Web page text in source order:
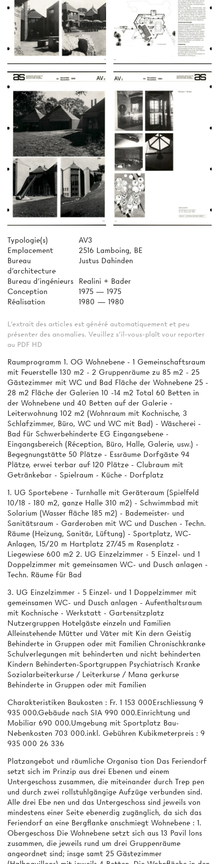
Typologie(s)
AV3
Emplacement
2516 Lamboing, BE
Bureau
d'architecture
Justus Dahinden
Bureau d'ingénieurs
Realini + Bader
Conception
1975 — 1975
Réalisation
1980 — 1980
L'extrait des articles est généré automatiquement et peu
présenter des anomalies. Veuillez s'il-vous-plaît vour reporter
au PDF HD
Raumprogramm 1. OG Wohnebene - 1 Gemeinschaftsraum
mit Feuerstelle 130 m2 - 2 Gruppenräume zu 85 m2 - 25
Gästezimmer mit WC und Bad Fläche der Wohnebene 25 -
28 m2 Fläche der Galerien 10 -14 m2 Total 60 Betten in
der Wohnebene und 40 Betten auf der Galerie -
Leiterwohnung 102 m2 (Wohnraum mit Kochnische, 3
Schlafzimmer, Büro, WC und WC mit Bad) - Wäscherei -
Bad für Schwerbehinderte EG Eingangsebene -
Eingangsbereich (Réception, Büro, Halle, Galerie, usw.) -
Begegnungstätte 50 Plätze - Essräume Dorfgäste 94
Plätze, erwei­ terbar auf 120 Plätze - Clubraum mit
Getränkebar - Spielraum - Küche - Dorfplatz
1. UG Sportebene - Turnhalle mit Geräteraum (Spielfeld
10/18 - 180 m2, ganze Halle 310 m2) - Schwimmbad mit
Solarium (Wasser­ fläche 185 m2) - Bademeister- und
Sanitätsraum - Garderoben mit WC und Duschen - Techn.
Räume (Heizung, Sanitär, Lüftung) - Sportplatz, WC-
Anlagen, 15/20 m Hartplatz 27/45 m Rasenplatz -
Liegewiese 600 m2 2. UG Einzelzimmer - 5 Einzel- und 1
Doppelzimmer mit gemeinsamen WC- und Dusch­ anlagen -
Techn. Räume für Bad
3. UG Einzelzimmer - 5 Einzel- und 1 Doppelzimmer mit
gemeinsamen WC- und Dusch­ anlagen - Aufenthaltsraum
mit Kochnische - Werkstatt - Gartensitzplatz
Nutzergruppen Hotelgäste einzeln und Familien
Alleinstehende Mütter und Väter mit Kin­ dern Geistig
Behinderte in Gruppen oder mit Familien Chronischkranke
Schulverlegungen mit behinderten und nicht behinderten
Kindern Behinderten-Sportgruppen Psychiatrisch Kranke
Sozialarbeiterkurse / Leiterkurse / Mana­ gerkurse
Behinderte in Gruppen oder mit Familien
Charakteristiken Baukosten : Fr. 1 153 000Erschliessung 9
935 000.Gebäude nach SIA 990 000.Einrichtung und
Mobiliar 690 000.Umgebung mit Sportplatz Bau-
Nebenkosten 703 000.inkl. Gebühren Kubikmeterpreis : 9
935 000 26 336
Platzangebot und räumliche Organisa­ tion Das Feriendorf
setzt sich im Prinzip aus drei Ebenen und einem
Untergeschoss zusammen, die miteinander durch Trep­ pen
und durch zwei rollstuhlgängige Aufzüge verbunden sind.
Alle drei Ebe­ nen und das Untergeschoss sind jeweils von
mindestens einer Seite ebenerdig zugänglich, da sich das
Feriendorf an eine Bergflanke anschmiegt Wohnebene : 1.
Obergeschoss Die Wohnebene setzt sich aus 13 Pavil­ lons
zusammen, die jeweils rund um drei Gruppenräume
angeordnet sind; insge­ samt 25 Gästezimmer